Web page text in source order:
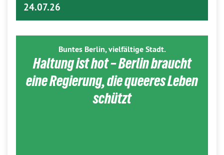
24.07.26
Buntes Berlin, vielfältige Stadt.
Haltung ist hot – Berlin braucht
eine Regierung, die queeres Leben
schützt